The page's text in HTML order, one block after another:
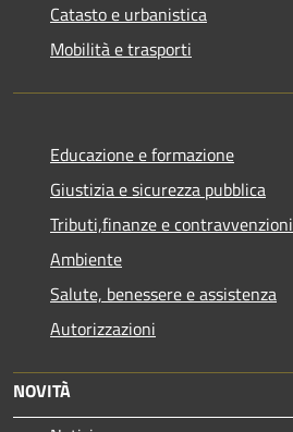
Catasto e urbanistica
Mobilità e trasporti
Educazione e formazione
Giustizia e sicurezza pubblica
Tributi,finanze e contravvenzioni
Ambiente
Salute, benessere e assistenza
Autorizzazioni
NOVITÀ